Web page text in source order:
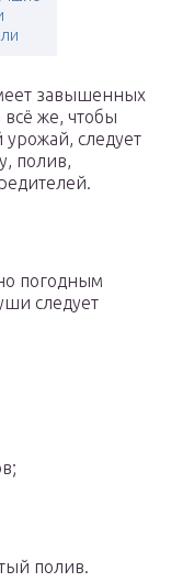
завышенных
же, чтобы
следует
полив,
погодным
следует
полив.